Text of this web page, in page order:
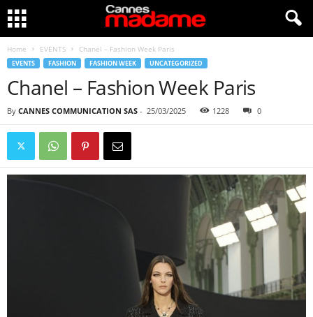
Home EVENTS Chanel – Fashion Week Paris
EVENTS FASHION FASHION WEEK UNCATEGORIZED
Chanel – Fashion Week Paris
By CANNES COMMUNICATION SAS - 25/03/2025 1228 0